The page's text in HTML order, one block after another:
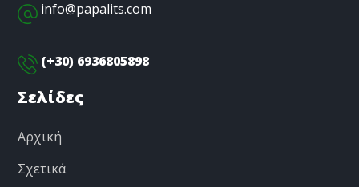
info@papalits.com
(+30) 6936805898
Σελίδες
Αρχική
Σχετικά